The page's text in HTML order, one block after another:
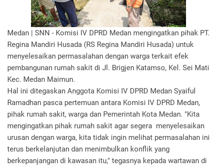
Medan | SNN - Komisi IV DPRD Medan mengingatkan pihak PT.
Regina Mandiri Husada (RS Regina Mandiri Husada) untuk
menyelesaikan permasalahan dengan warga terkait efek
pembangunan rumah sakit di Jl. Brigjen Katamso, Kel. Sei Mati
Kec. Medan Maimun.
Hal ini ditegaskan Anggota Komisi IV DPRD Medan Syaiful
Ramadhan pasca pertemuan antara Komisi IV DPRD Medan,
pihak rumah sakit, warga dan Pemerintah Kota Medan. "Kita
mengingatkan pihak rumah sakit agar segera menyelesaikan
urusan dengan warga, kita tidak ingin melihat permasalahan ini
terus berkelanjutan dan menimbulkan konflik yang
berkepanjangan di kawasan itu," tegasnya kepada wartawan di